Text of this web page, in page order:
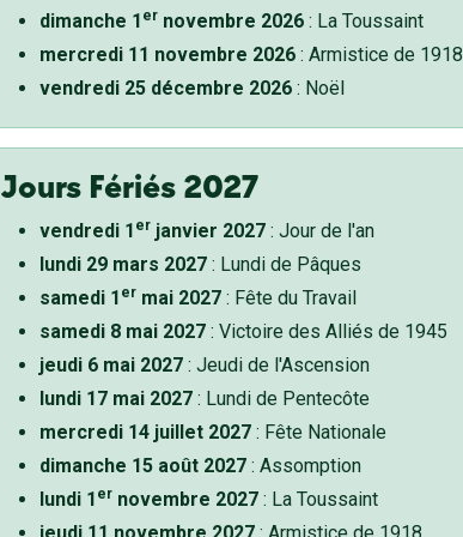
dimanche 1 ernovembre 2026: La Toussaint
mercredi 11 novembre 2026: Armistice de 1918
vendredi 25 décembre 2026: Noël
Jours Fériés 2027
vendredi 1 erjanvier 2027: Jour de l'an
lundi 29 mars 2027: Lundi de Pâques
samedi 1 ermai 2027: Fête du Travail
samedi 8 mai 2027: Victoire des Alliés de 1945
jeudi 6 mai 2027: Jeudi de l'Ascension
lundi 17 mai 2027: Lundi de Pentecôte
mercredi 14 juillet 2027: Fête Nationale
dimanche 15 août 2027: Assomption
lundi 1 ernovembre 2027: La Toussaint
jeudi 11 novembre 2027: Armistice de 1918